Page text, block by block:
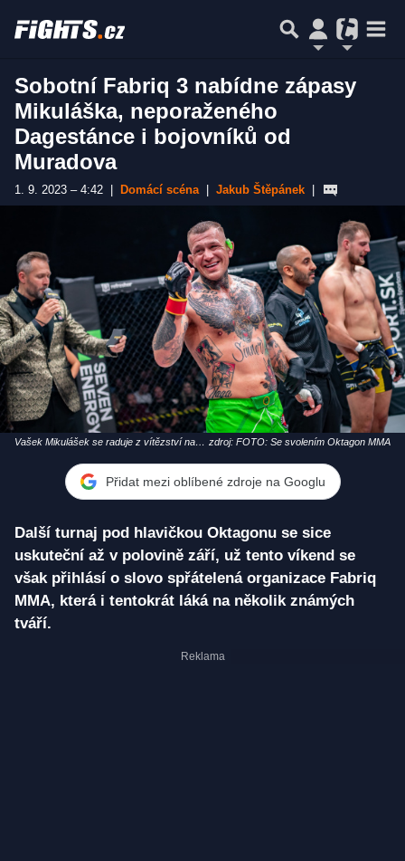
Sobotní Fabriq 3 nabídne zápasy
Mikuláška, neporaženého
Dagestánce i bojovníků od
Muradova
1. 9. 2023 – 4:42 Domácí scéna Jakub Štěpánek
Vašek Mikulášek se raduje z vítězství nad
zdroj: FOTO: Se svolením Oktagon MMA
Přidat mezi oblíbené zdroje na Googlu
Další turnaj pod hlavičkou Oktagonu se sice
uskuteční až v polovině září, už tento víkend se
však přihlásí o slovo spřátelená organizace Fabriq
MMA, která i tentokrát láká na několik známých
tváří.